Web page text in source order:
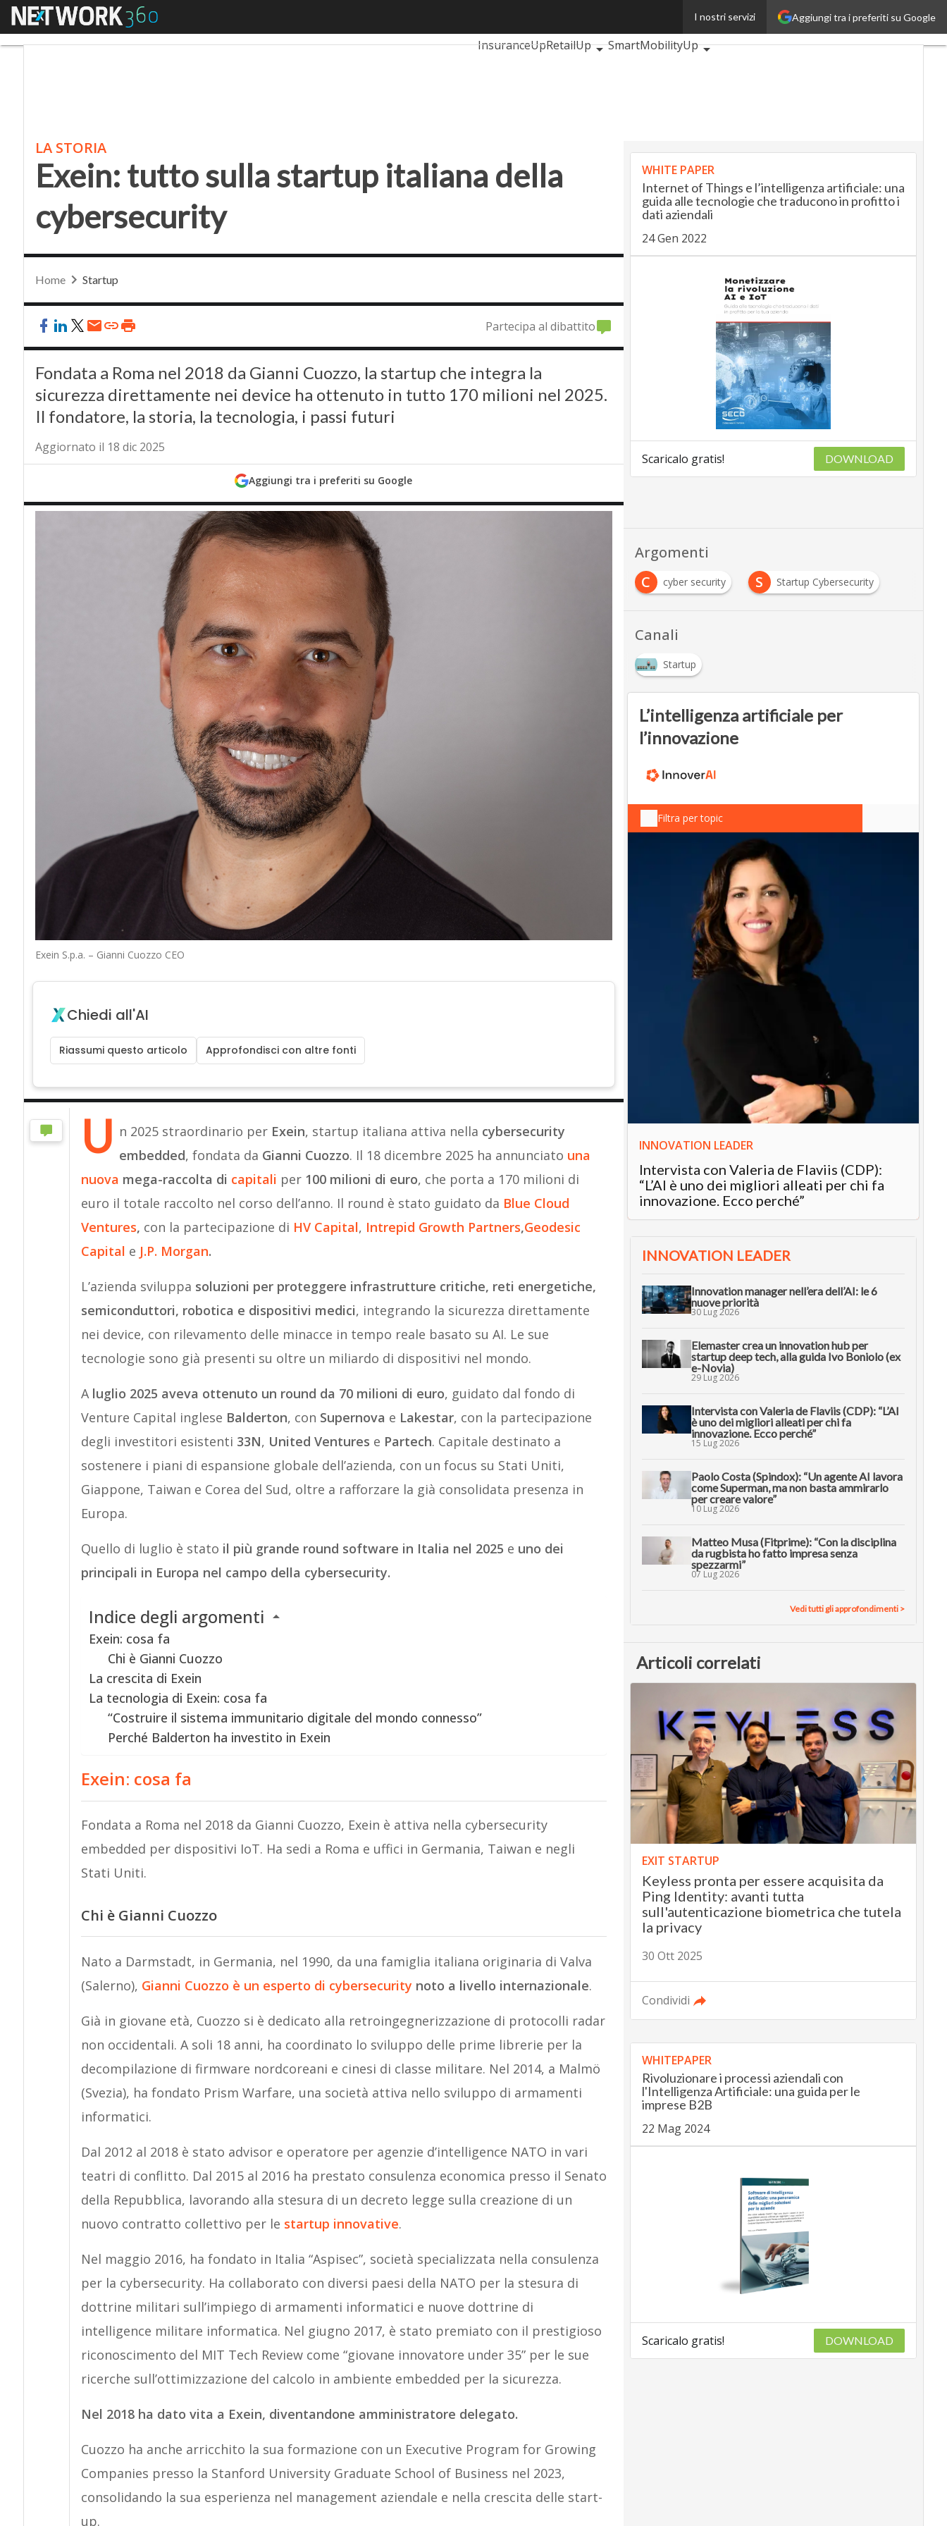
Aggiungi tra i preferiti su Google
I nostri servizi
Menu
BankingUp
InsuranceUpRetailUp
SmartMobilityUp
LA STORIA
Exein: tutto sulla startup italiana della
cybersecurity
Home Startup
Partecipa al dibattito
Fondata a Roma nel 2018 da Gianni Cuozzo, la startup che integra la
sicurezza direttamente nei device ha ottenuto in tutto 170 milioni nel 2025.
Il fondatore, la storia, la tecnologia, i passi futuri
Aggiornato il 18 dic 2025
Aggiungi tra i preferiti su Google
Exein S.p.a. – Gianni Cuozzo CEO
Chiedi all'AI
Riassumi questo articolo Approfondisci con altre fonti
U n 2025 straordinario per Exein, startup italiana attiva nella cybersecurity
embedded, fondata da Gianni Cuozzo. Il 18 dicembre 2025 ha annunciato una
nuova mega-raccolta di capitali per 100 milioni di euro, che porta a 170 milioni di
euro il totale raccolto nel corso dell’anno. Il round è stato guidato da Blue Cloud
Ventures, con la partecipazione di HV Capital, Intrepid Growth Partners,Geodesic
Capital e J.P. Morgan.
L’azienda sviluppa soluzioni per proteggere infrastrutture critiche, reti energetiche,
semiconduttori, robotica e dispositivi medici, integrando la sicurezza direttamente
nei device, con rilevamento delle minacce in tempo reale basato su AI. Le sue
tecnologie sono già presenti su oltre un miliardo di dispositivi nel mondo.
Aluglio 2025 aveva ottenuto un round da 70 milioni di euro, guidato dal fondo di
Venture Capital inglese Balderton, con Supernova e Lakestar, con la partecipazione
degli investitori esistenti 33N, United Ventures e Partech. Capitale destinato a
sostenere i piani di espansione globale dell’azienda, con un focus su Stati Uniti,
Giappone, Taiwan e Corea del Sud, oltre a rafforzare la già consolidata presenza in
Europa.
Quello di luglio è stato il più grande round software in Italia nel 2025 e uno dei
principali in Europa nel campo della cybersecurity.
Indice degli argomenti
Exein: cosa fa
Chi è Gianni Cuozzo
La crescita di Exein
La tecnologia di Exein: cosa fa
“Costruire il sistema immunitario digitale del mondo connesso”
Perché Balderton ha investito in Exein
Exein: cosa fa
Fondata a Roma nel 2018 da Gianni Cuozzo, Exein è attiva nella cybersecurity
embedded per dispositivi IoT. Ha sedi a Roma e uffici in Germania, Taiwan e negli
Stati Uniti.
Chi è Gianni Cuozzo
Nato a Darmstadt, in Germania, nel 1990, da una famiglia italiana originaria di Valva
(Salerno), Gianni Cuozzo è un esperto di cybersecurity noto a livello internazionale.
Già in giovane età, Cuozzo si è dedicato alla retroingegnerizzazione di protocolli radar
non occidentali. A soli 18 anni, ha coordinato lo sviluppo delle prime librerie per la
decompilazione di firmware nordcoreani e cinesi di classe militare. Nel 2014, a Malmö
(Svezia), ha fondato Prism Warfare, una società attiva nello sviluppo di armamenti
informatici.
Dal 2012 al 2018 è stato advisor e operatore per agenzie d’intelligence NATO in vari
teatri di conflitto. Dal 2015 al 2016 ha prestato consulenza economica presso il Senato
della Repubblica, lavorando alla stesura di un decreto legge sulla creazione di un
nuovo contratto collettivo per le startup innovative.
Nel maggio 2016, ha fondato in Italia “Aspisec”, società specializzata nella consulenza
per la cybersecurity. Ha collaborato con diversi paesi della NATO per la stesura di
dottrine militari sull’impiego di armamenti informatici e nuove dottrine di
intelligence militare informatica. Nel giugno 2017, è stato premiato con il prestigioso
riconoscimento del MIT Tech Review come “giovane innovatore under 35” per le sue
ricerche sull’ottimizzazione del calcolo in ambiente embedded per la sicurezza.
Nel 2018 ha dato vita a Exein, diventandone amministratore delegato.
Cuozzo ha anche arricchito la sua formazione con un Executive Program for Growing
Companies presso la Stanford University Graduate School of Business nel 2023,
consolidando la sua esperienza nel management aziendale e nella crescita delle start-
up.
WHITE PAPER
Internet of Things e l’intelligenza artificiale: una
guida alle tecnologie che traducono in profitto i
dati aziendali
24 Gen 2022
Scaricalo gratis! DOWNLOAD
Argomenti
C
cyber security S Startup Cybersecurity
Canali
Startup
L’intelligenza artificiale per
l’innovazione
Filtra per topic
innovazione con l’AI”
INNOVATION LEADER
Intervista con Valeria de Flaviis (CDP):
“L’AI è uno dei migliori alleati per chi fa
innovazione. Ecco perché”
INNOVATION LEADER
Innovation manager nell’era dell’AI: le 6
nuove priorità
30 Lug 2026
Elemaster crea un innovation hub per
startup deep tech, alla guida Ivo Boniolo (ex
e-Novia)
29 Lug 2026
Intervista con Valeria de Flaviis (CDP): “L’AI
è uno dei migliori alleati per chi fa
innovazione. Ecco perché”
15 Lug 2026
Paolo Costa (Spindox): “Un agente AI lavora
come Superman, ma non basta ammirarlo
per creare valore”
10 Lug 2026
Matteo Musa (Fitprime): “Con la disciplina
da rugbista ho fatto impresa senza
spezzarmi”
07 Lug 2026
Vedi tutti gli approfondimenti >
Articoli correlati
EXIT STARTUP
Keyless pronta per essere acquisita da
Ping Identity: avanti tutta
sull'autenticazione biometrica che tutela
la privacy
30 Ott 2025
Condividi
WHITEPAPER
Rivoluzionare i processi aziendali con
l'Intelligenza Artificiale: una guida per le
imprese B2B
22 Mag 2024
Scaricalo gratis! DOWNLOAD